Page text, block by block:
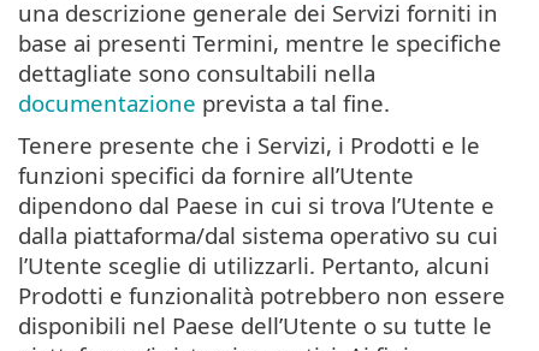
una descrizione generale dei Servizi forniti in
base ai presenti Termini, mentre le specifiche
dettagliate sono consultabili nella
documentazione prevista a tal fine.
Tenere presente che i Servizi, i Prodotti e le
funzioni specifici da fornire all’Utente
dipendono dal Paese in cui si trova l’Utente e
dalla piattaforma/dal sistema operativo su cui
l’Utente sceglie di utilizzarli. Pertanto, alcuni
Prodotti e funzionalità potrebbero non essere
disponibili nel Paese dell’Utente o su tutte le